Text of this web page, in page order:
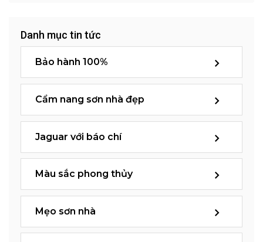
Danh mục tin tức
Bảo hành 100%
Cẩm nang sơn nhà đẹp
Jaguar với báo chí
Màu sắc phong thủy
Mẹo sơn nhà